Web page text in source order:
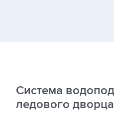
Система
ледового